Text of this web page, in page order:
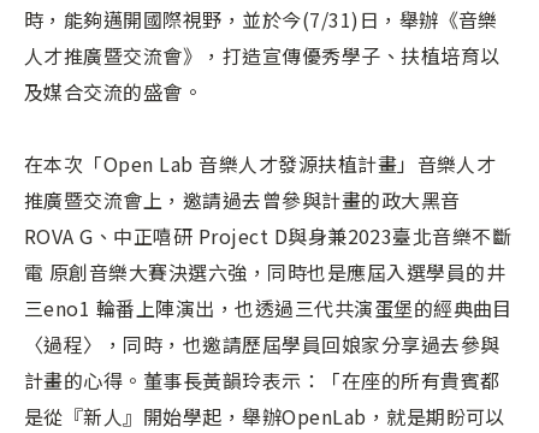
時，能夠邁開國際視野，並於今(7/31)日，舉辦《音樂
人才推廣暨交流會》，打造宣傳優秀學子、扶植培育以
及媒合交流的盛會。
在本次「Open Lab 音樂人才發源扶植計畫」音樂人才
推廣暨交流會上，邀請過去曾參與計畫的政大黑音
ROVA G、中正嘻研 Project D與身兼2023臺北音樂不斷
電 原創音樂大賽決選六強，同時也是應屆入選學員的井
三eno1 輪番上陣演出，也透過三代共演蛋堡的經典曲目
〈過程〉，同時，也邀請歷屆學員回娘家分享過去參與
計畫的心得。董事長黃韻玲表示：「在座的所有貴賓都
是從『新人』開始學起，舉辦OpenLab，就是期盼可以